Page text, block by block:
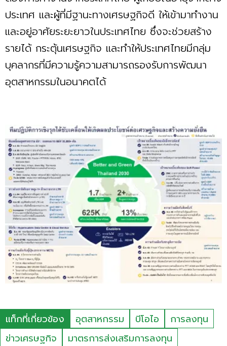
ประเทศ และผู้ที่มีฐานะทางเศรษฐกิจดี ให้เข้ามาทำงาน
และอยู่อาศัยระยะยาวในประเทศไทย ซึ่งจะช่วยสร้าง
รายได้ กระตุ้นเศรษฐกิจ และทำให้ประเทศไทยมีกลุ่ม
บุคลากรที่มีความรู้ความสามารถรองรับการพัฒนา
อุตสาหกรรมในอนาคตได้
แท็กที่เกี่ยวข้อง อุตสาหกรรม บีโอไอ
การลงทุน
ข่าวเศรษฐกิจ
มาตรการส่งเสริมการลงทุน